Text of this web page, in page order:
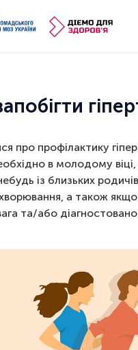
про профілактику
в молодому
із близьких
а також
та/або